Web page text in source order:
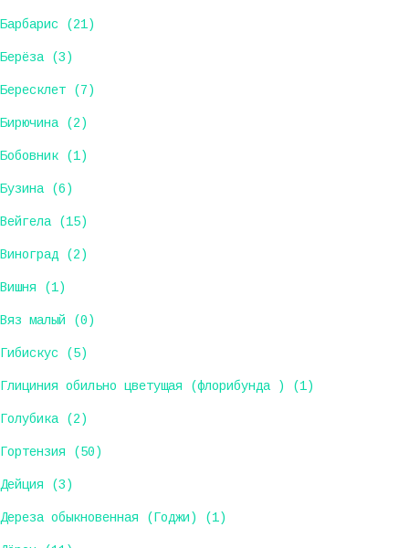
Барбарис (21)
Берёза (3)
Бересклет (7)
Бирючина (2)
Бобовник (1)
Бузина (6)
Вейгела (15)
Виноград (2)
Вишня (1)
Вяз малый (0)
Гибискус (5)
Глициния обильно цветущая (флорибунда ) (1)
Голубика (2)
Гортензия (50)
Дейция (3)
Дереза обыкновенная (Годжи) (1)